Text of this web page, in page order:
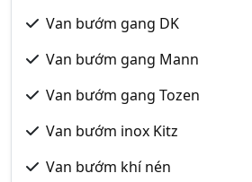
Van bướm gang DK
Van bướm gang Mann
Van bướm gang Tozen
Van bướm inox Kitz
Van bướm khí nén